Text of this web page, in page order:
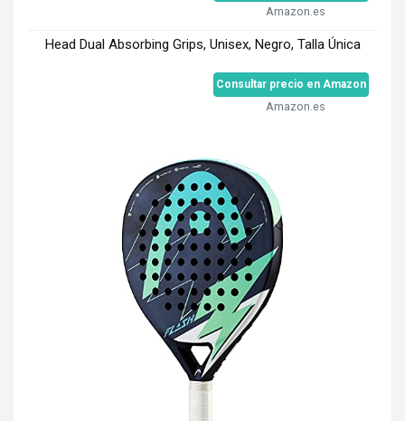
Amazon.es
Head Dual Absorbing Grips, Unisex, Negro, Talla Única
Consultar precio en Amazon
Amazon.es